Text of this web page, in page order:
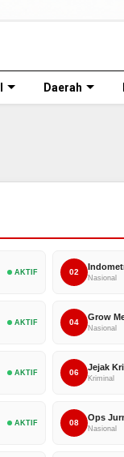
Daerah
AKTIF 02
Nasional
AKTIF 04
Grow
Nasional
AKTIF 06
Jejak
Kriminal
AKTIF 08
Ops
Nasional